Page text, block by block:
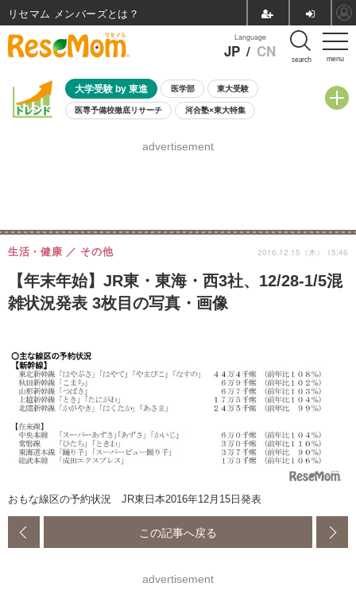
menu
Language
JP / CN search
大学受験 by 東進 医学部 東大受験
医専予備校徹底リサーチ 河合塾×東大特集
8月開催学校説明会・相談会
advertisement
【年末年始】JR東・東海・西3社、12/28-1/5混
雑状況発表 3枚目の写真・画像
生活・健康 その他 2016.12.15（木） 15:46
おもな線区の予約状況 JR東日本2016年12月15日発表
この記事へ戻る
advertisement
リセマム メンバーズ